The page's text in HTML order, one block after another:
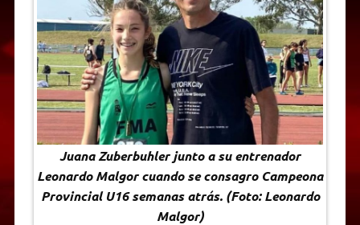
Juana Zuberbuhler junto a su entrenador
Leonardo Malgor cuando se consagro Campeona
Provincial U16 semanas atrás. (Foto: Leonardo
Malgor)